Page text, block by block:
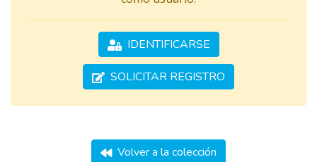
IDENTIFICARSE
SOLICITAR REGISTRO
Volver a la colección